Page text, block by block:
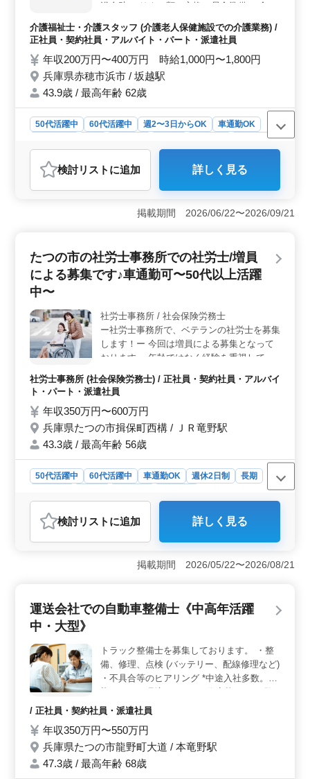
浴介助 ・リネン類の交換、昼食準備 ・食事
介助 ・レクリエーション ・リハビリ介助 ・
業務の引継ぎ 等 ◯企業の特徴◯ ・駅徒歩10
分圏内 ・社会保険完備 経験20年以上の方即
戦力です！！ 皆様の応募お待ちしてます
★☆
介護福祉士・介護スタッフ (介護老人保健施設での介護業務) /
正社員・契約社員・アルバイト・パート・派遣社員
年収200万円〜400万円 時給1,000円〜1,800円
兵庫県赤穂市浜市 / 坂越駅
43.9歳 / 最高年齢 62歳
50代活躍中 60代活躍中 週2〜3日からOK
車通勤OK
派遣社員
介護福祉士・介護スタッフ
おすすめポイント
＜アクセス良好＞ 駅徒歩6分の介護老人保健施設での勤
務！ マイカー通勤もOKで、通勤が便利で働きやすい環
境が整っています。 ＜充実の業務内容＞ 入浴介助
験者は即戦力として活躍していただきます。20年以上の
経験を持つ方も歓迎です。やりがいのある業務が魅力で
す。 ＜働きやすい環境＞ 社会保険完備で福利厚生
も充実しております。週休2日制や年間休日111日と、休
日制度も整っております。
検討リスト に追加 詳しく見る
掲載期間 2026/06/22〜2026/09/21
たつの市の社労士事務所での社労士/増員
による募集です♪車通勤可〜50代以上活躍
中〜
社労士事務所 / 社会保険労務士
ー社労士事務所で、ベテランの社労士を募集
します！ー 今回は増員による募集となって
おります。 年齢ではなく経験を重視してお
ります。 ＊お仕事内容＊ ・社会保険の手続
業務関連 ・給与計算関連 ・雇用管理関連 ・
人材育成相談 ・人材制度制定 介護事業に関
する業務が中心となります！ 車通勤可 年間
休日120日 50代以上の新規採用実績有り！
ぜひご応募ください！
社労士事務所 (社会保険労務士) / 正社員・契約社員・アルバイ
ト・パート・派遣社員
年収350万円〜600万円
兵庫県たつの市揖保町西構 / ＪＲ竜野駅
43.3歳 / 最高年齢 56歳
50代活躍中 60代活躍中 車通勤OK 週休2日制
長期
社労士事務所
おすすめポイント
＜増員によるベテラン募集＞ たつの市の社労士事務所
でのベテラン社労士増員募集中！経験を大切にし、介護
事業に関する業務が中心です。車通勤可でアクセスも便
＞ 社労士事務所経験6ヶ月以上の方、経験を活かしてス
キルアップしませんか？月10時間程度の残業なのでワー
で、充実感のある仕事が待っています。 ＜介護事業
に携わるチャンス＞ 介護事業に関連する業務を手掛け
る機会が豊富です。アットホームな職場でスタッフ仲間
と共に働きやすい環境が整っています。給与は年収350万
円〜600万円程度です。興味のある方お待ちしています。
検討リスト に追加 詳しく見る
掲載期間 2026/05/22〜2026/08/21
運送会社での自動車整備士《中高年活躍
中・大型》
トラック整備士を募集しております。 ・整
備、修理、点検 (バッテリー、配線修理など)
・不具合等のヒアリング *中途入社多数。馴
者を求めています。
/ 正社員・契約社員・派遣社員
年収350万円〜550万円
兵庫県たつの市龍野町大道 / 本竜野駅
47.3歳 / 最高年齢 68歳